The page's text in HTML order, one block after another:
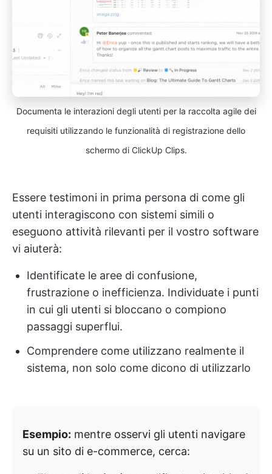
Documenta le interazioni degli utenti per la raccolta agile dei
requisiti utilizzando le funzionalità di registrazione dello
schermo di ClickUp Clips.
Essere testimoni in prima persona di come gli
utenti interagiscono con sistemi simili o
eseguono attività rilevanti per il vostro software
vi aiuterà:
Identificate le aree di confusione,
frustrazione o inefficienza. Individuate i punti
in cui gli utenti si bloccano o compiono
passaggi superflui.
Comprendere come utilizzano realmente il
sistema, non solo come dicono di utilizzarlo
Esempio: mentre osservi gli utenti navigare
su un sito di e-commerce, cerca: